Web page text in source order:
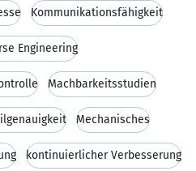
Kommunikationsfähigkeit
Engineering
Machbarkeitsstudien
Mechanisches
kontinuierlicher Verbesserung